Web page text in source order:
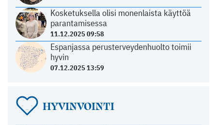
Kosketuksella olisi monenlaista käyttöä
parantamisessa
11.12.2025 09:58
Espanjassa perusterveydenhuolto toimii
hyvin
07.12.2025 13:59
HYVINVOINTI